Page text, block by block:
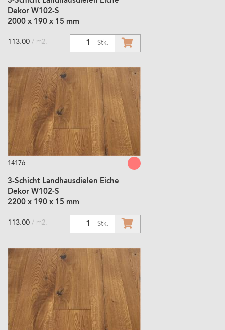
Dekor W102-S
2000 x 190 x 15 mm
Stk.
113.00 / m2.
14176
3-Schicht Landhausdielen Eiche
Dekor W102-S
2200 x 190 x 15 mm
Stk.
113.00 / m2.